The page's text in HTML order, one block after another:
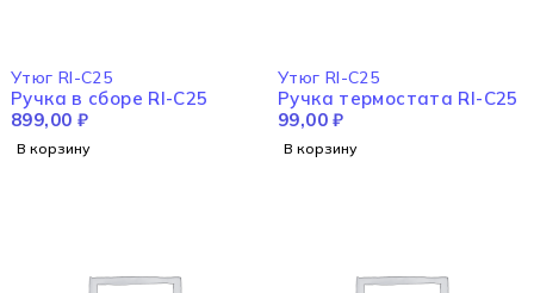
Утюг RI-C25
Ручка в сборе RI-C25
899,00 ₽
В корзину
Утюг RI-C25
Ручка термостата RI-C25
99,00₽
В корзину